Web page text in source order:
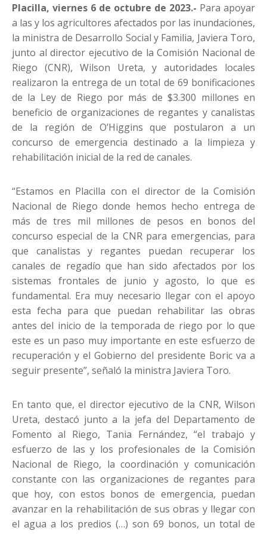
Placilla, viernes 6 de octubre de 2023.- Para apoyar
a las y los agricultores afectados por las inundaciones,
la ministra de Desarrollo Social y Familia, Javiera Toro,
junto al director ejecutivo de la Comisión Nacional de
Riego (CNR), Wilson Ureta, y autoridades locales
realizaron la entrega de un total de 69 bonificaciones
de la Ley de Riego por más de $3.300 millones en
beneficio de organizaciones de regantes y canalistas
de la región de O’Higgins que postularon a un
concurso de emergencia destinado a la limpieza y
rehabilitación inicial de la red de canales.
“Estamos en Placilla con el director de la Comisión
Nacional de Riego donde hemos hecho entrega de
más de tres mil millones de pesos en bonos del
concurso especial de la CNR para emergencias, para
que canalistas y regantes puedan recuperar los
canales de regadío que han sido afectados por los
sistemas frontales de junio y agosto, lo que es
fundamental. Era muy necesario llegar con el apoyo
esta fecha para que puedan rehabilitar las obras
antes del inicio de la temporada de riego por lo que
este es un paso muy importante en este esfuerzo de
recuperación y el Gobierno del presidente Boric va a
seguir presente”, señaló la ministra Javiera Toro.
En tanto que, el director ejecutivo de la CNR, Wilson
Ureta, destacó junto a la jefa del Departamento de
Fomento al Riego, Tania Fernández, “el trabajo y
esfuerzo de las y los profesionales de la Comisión
Nacional de Riego, la coordinación y comunicación
constante con las organizaciones de regantes para
que hoy, con estos bonos de emergencia, puedan
avanzar en la rehabilitación de sus obras y llegar con
el agua a los predios (…) son 69 bonos, un total de